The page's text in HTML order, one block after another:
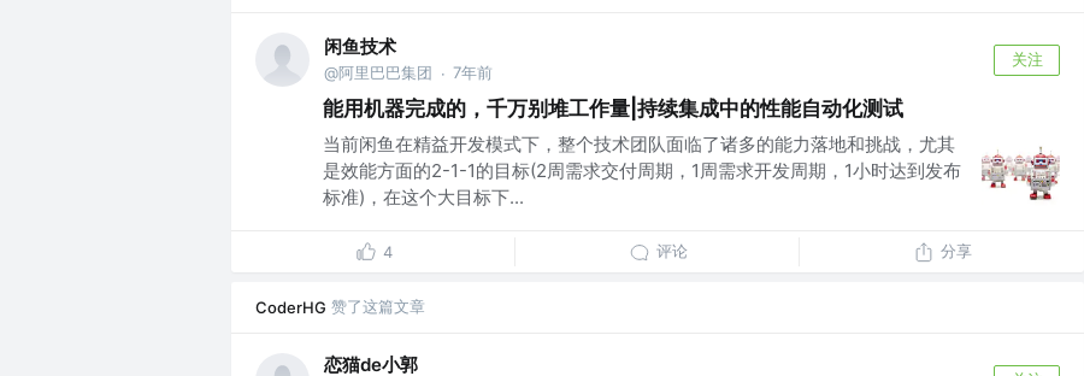
闲鱼技术
@阿里巴巴集团 · 7年前
关注
能用机器完成的，千万别堆工作量|持续集成中的性能自动化测试
当前闲鱼在精益开发模式下，整个技术团队面临了诸多的能力落地和挑战，尤其
是效能方面的2-1-1的目标(2周需求交付周期，1周需求开发周期，1小时达到发布
标准)，在这个大目标下...
4 评论 分享
CoderHG 赞了这篇文章
恋猫de小郭